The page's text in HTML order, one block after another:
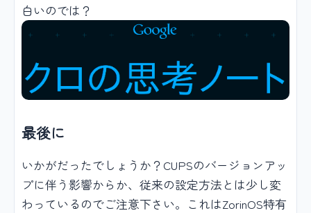
白いのでは？
最後に
いかがだったでしょうか？CUPSのバージョンアッ
プに伴う影響からか、従来の設定方法とは少し変
わっているのでご注意下さい。これはZorinOS特有